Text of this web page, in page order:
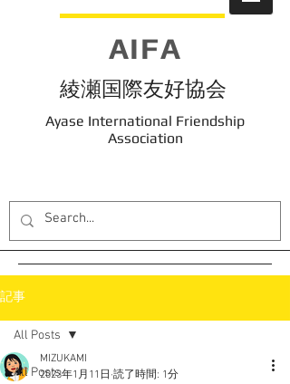
AIFA
綾瀬国際友好協会
Ayase International Friendship
Association
記事
All Posts
All Posts
MIZUKAMI
2023年1月11日 読了時間: 1分